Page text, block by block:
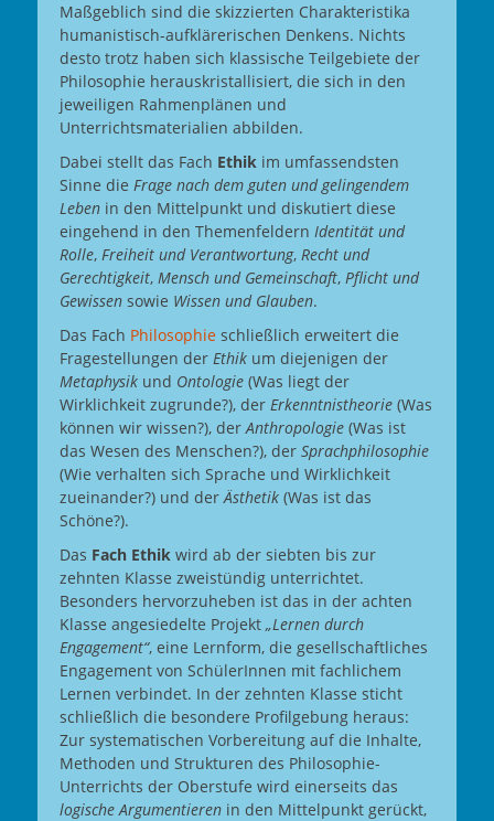
Maßgeblich sind die skizzierten Charakteristika
humanistisch-aufklärerischen Denkens. Nichts
desto trotz haben sich klassische Teilgebiete der
Philosophie herauskristallisiert, die sich in den
jeweiligen Rahmenplänen und
Unterrichtsmaterialien abbilden.
Dabei stellt das Fach Ethik im umfassendsten
Sinne die Frage nach dem guten und gelingendem
Leben in den Mittelpunkt und diskutiert diese
eingehend in den Themenfeldern Identität und
Rolle, Freiheit und Verantwortung, Recht und
Gerechtigkeit, Mensch und Gemeinschaft, Pflicht und
Gewissen sowie Wissen und Glauben.
Das Fach Philosophie schließlich erweitert die
Fragestellungen der Ethik um diejenigen der
Metaphysik und Ontologie (Was liegt der
Wirklichkeit zugrunde?), der Erkenntnistheorie (Was
können wir wissen?), derAnthropologie (Was ist
das Wesen des Menschen?), der Sprachphilosophie
(Wie verhalten sich Sprache und Wirklichkeit
zueinander?) und derÄsthetik (Was ist das
Schöne?).
Das Fach Ethik wird ab der siebten bis zur
zehnten Klasse zweistündig unterrichtet.
Besonders hervorzuheben ist das in der achten
Klasse angesiedelte Projekt „Lernen durch
Engagement“, eine Lernform, die gesellschaftliches
Engagement von SchülerInnen mit fachlichem
Lernen verbindet. In der zehnten Klasse sticht
schließlich die besondere Profilgebung heraus:
Zur systematischen Vorbereitung auf die Inhalte,
Methoden und Strukturen des Philosophie-
Unterrichts der Oberstufe wird einerseits das
logische Argumentieren in den Mittelpunkt gerückt,